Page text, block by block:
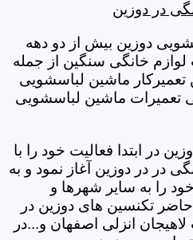
در دوزین
دوزین بیش از دو دهه
لوازم خانگی سنگین از جمله
تعمیرکار ماشین لباسشویی
تعمیرات ماشین لباسشویی
در ابتدا فعالیت خود را با
در در دوزین آغاز نمود و به
را به سایر شهرها و
حاضر تکنسین های دوزین در
انزلی اصفهان و...در